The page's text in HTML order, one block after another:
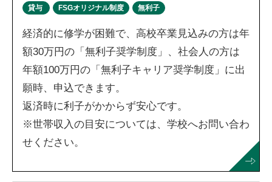
貸与 FSGオリジナル制度 無利子
経済的に修学が困難で、高校卒業見込みの方は年
額30万円の「無利子奨学制度」、社会人の方は
年額100万円の「無利子キャリア奨学制度」に出
願時、申込できます。
返済時に利子がかからず安心です。
※世帯収入の目安については、学校へお問い合わ
せください。